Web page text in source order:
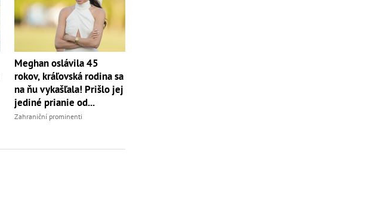
Meghan oslávila 45
rokov, kráľovská rodina sa
na ňu vykašľala! Prišlo jej
jediné prianie od...
Zahraniční prominenti